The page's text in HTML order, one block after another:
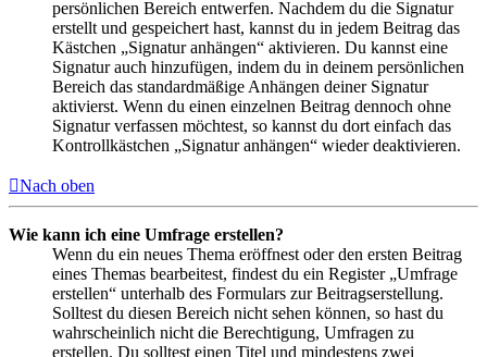
persönlichen Bereich entwerfen. Nachdem du die Signatur
erstellt und gespeichert hast, kannst du in jedem Beitrag das
Kästchen „Signatur anhängen“ aktivieren. Du kannst eine
Signatur auch hinzufügen, indem du in deinem persönlichen
Bereich das standardmäßige Anhängen deiner Signatur
aktivierst. Wenn du einen einzelnen Beitrag dennoch ohne
Signatur verfassen möchtest, so kannst du dort einfach das
Kontrollkästchen „Signatur anhängen“ wieder deaktivieren.
Nach oben
Wie kann ich eine Umfrage erstellen?
Wenn du ein neues Thema eröffnest oder den ersten Beitrag
eines Themas bearbeitest, findest du ein Register „Umfrage
erstellen“ unterhalb des Formulars zur Beitragserstellung.
Solltest du diesen Bereich nicht sehen können, so hast du
wahrscheinlich nicht die Berechtigung, Umfragen zu
erstellen. Du solltest einen Titel und mindestens zwei